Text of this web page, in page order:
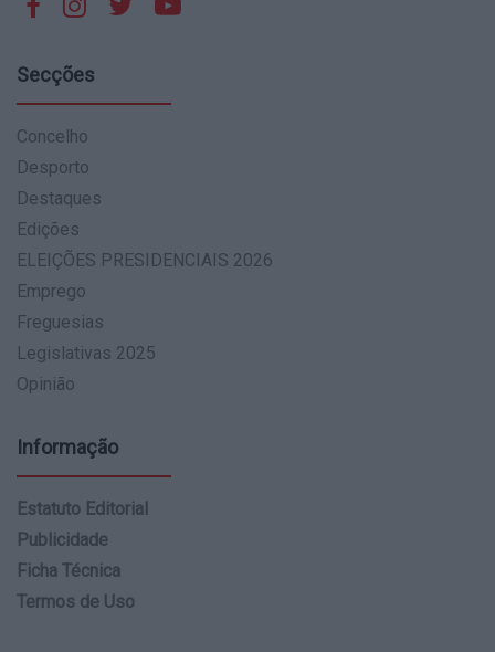
Secções
Concelho
Desporto
Destaques
Edições
ELEIÇÕES PRESIDENCIAIS 2026
Emprego
Freguesias
Legislativas 2025
Opinião
Informação
Estatuto Editorial
Publicidade
Ficha Técnica
Termos de Uso